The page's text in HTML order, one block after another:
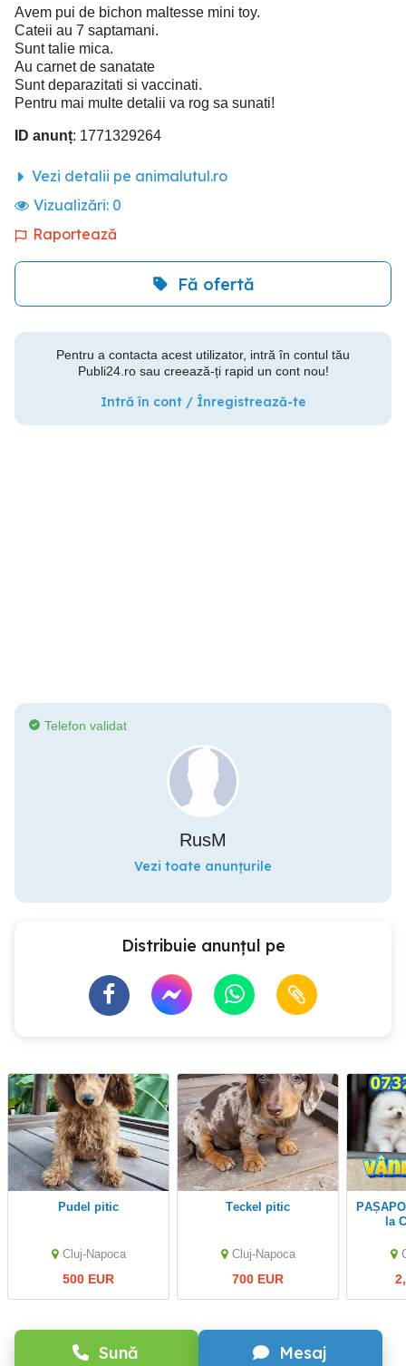
Avem pui de bichon maltesse mini toy.
Cateii au 7 saptamani.
Sunt talie mica.
Au carnet de sanatate
Sunt deparazitati si vaccinati.
Pentru mai multe detalii va rog sa sunati!
ID anunț: 1771329264
Vezi detalii pe animalutul.ro
Vizualizări: 0
Raportează
Fă ofertă
Pentru a contacta acest utilizator, intră în contul tău
Publi24.ro sau creează-ți rapid un cont nou!
Intră în cont / Înregistrează-te
Sună Mesaj
Telefon validat
RusM
Vezi toate anunțurile
Distribuie anunțul pe
Pudel pitic
Cluj-Napoca
500 EUR
Teckel pitic
Cluj-Napoca
700 EUR
PAȘAPORT+HRANA+LIVRARE
la